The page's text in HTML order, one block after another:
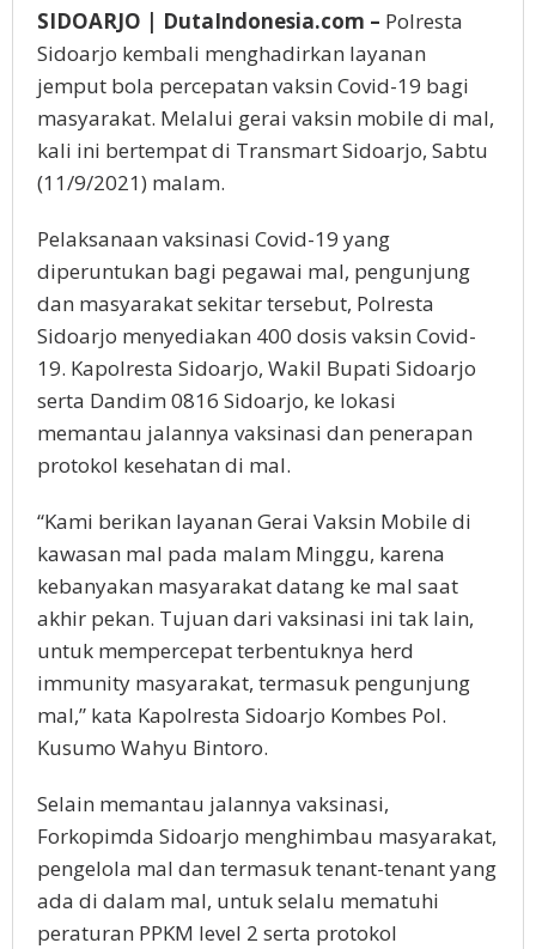
SIDOARJO | DutaIndonesia.com – Polresta
Sidoarjo kembali menghadirkan layanan
jemput bola percepatan vaksin Covid-19 bagi
masyarakat. Melalui gerai vaksin mobile di mal,
kali ini bertempat di Transmart Sidoarjo, Sabtu
(11/9/2021) malam.
Pelaksanaan vaksinasi Covid-19 yang
diperuntukan bagi pegawai mal, pengunjung
dan masyarakat sekitar tersebut, Polresta
Sidoarjo menyediakan 400 dosis vaksin Covid-
19. Kapolresta Sidoarjo, Wakil Bupati Sidoarjo
serta Dandim 0816 Sidoarjo, ke lokasi
memantau jalannya vaksinasi dan penerapan
protokol kesehatan di mal.
“Kami berikan layanan Gerai Vaksin Mobile di
kawasan mal pada malam Minggu, karena
kebanyakan masyarakat datang ke mal saat
akhir pekan. Tujuan dari vaksinasi ini tak lain,
untuk mempercepat terbentuknya herd
immunity masyarakat, termasuk pengunjung
mal,” kata Kapolresta Sidoarjo Kombes Pol.
Kusumo Wahyu Bintoro.
Selain memantau jalannya vaksinasi,
Forkopimda Sidoarjo menghimbau masyarakat,
pengelola mal dan termasuk tenant-tenant yang
ada di dalam mal, untuk selalu mematuhi
peraturan PPKM level 2 serta protokol